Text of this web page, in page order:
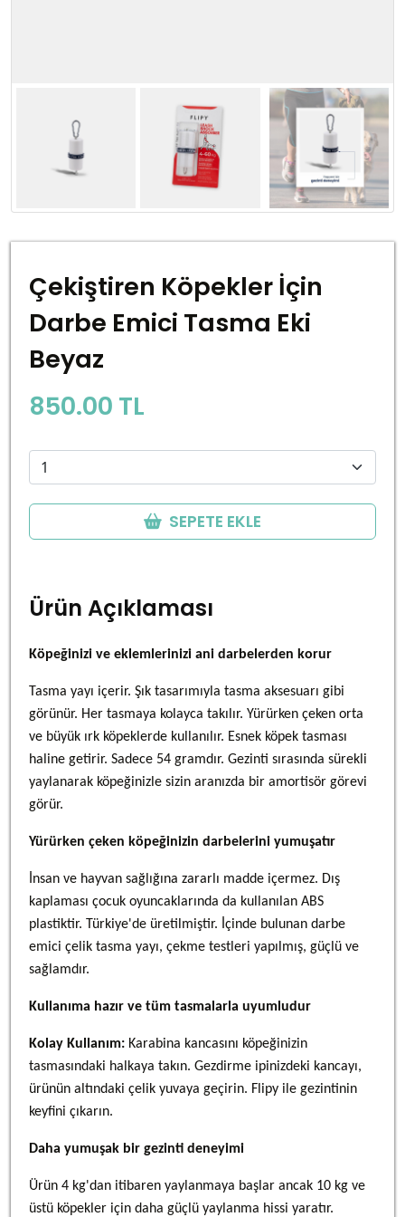
Çekiştiren Köpekler İçin
Darbe Emici Tasma Eki
Beyaz
850.00 TL
SEPETE EKLE
Ürün Açıklaması
Köpeğinizi ve eklemlerinizi ani darbelerden korur
Tasma yayı içerir. Şık tasarımıyla tasma aksesuarı gibi
görünür. Her tasmaya kolayca takılır. Yürürken çeken orta
ve büyük ırk köpeklerde kullanılır. Esnek köpek tasması
haline getirir. Sadece 54 gramdır. Gezinti sırasında sürekli
yaylanarak köpeğinizle sizin aranızda bir amortisör görevi
görür.
Yürürken çeken köpeğinizin darbelerini yumuşatır
İnsan ve hayvan sağlığına zararlı madde içermez. Dış
kaplaması çocuk oyuncaklarında da kullanılan ABS
plastiktir. Türkiye'de üretilmiştir. İçinde bulunan darbe
emici çelik tasma yayı, çekme testleri yapılmış, güçlü ve
sağlamdır.
Kullanıma hazır ve tüm tasmalarla uyumludur
Kolay Kullanım: Karabina kancasını köpeğinizin
tasmasındaki halkaya takın. Gezdirme ipinizdeki kancayı,
ürünün altındaki çelik yuvaya geçirin. Flipy ile gezintinin
keyfini çıkarın.
Daha yumuşak bir gezinti deneyimi
Ürün 4 kg'dan itibaren yaylanmaya başlar ancak 10 kg ve
üstü köpekler için daha güçlü yaylanma hissi yaratır.